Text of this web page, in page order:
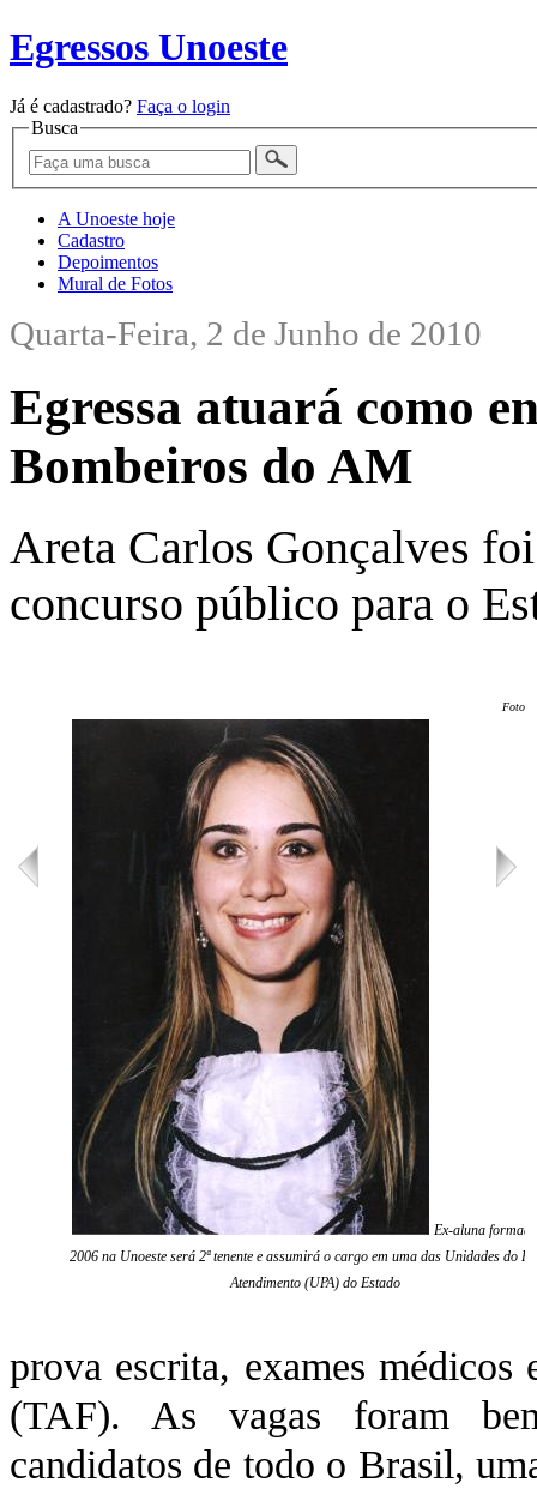
Egressos Unoeste
Já é cadastrado? Faça o login
Busca
A Unoeste hoje
Cadastro
Depoimentos
Mural de Fotos
Quarta-Feira, 2 de Junho de 2010
Egressa atuará como
Bombeiros do AM
Areta Carlos Gonçalves
concurso público para o
Foto:
Ex-aluna
2006 na Unoeste será 2ª tenente e assumirá o cargo em uma das Unidades do
Atendimento (UPA) do Estado
prova escrita, exames
(TAF). As vagas foram
candidatos de todo o Brasil,